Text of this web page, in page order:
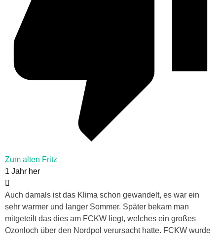
Zum alten Fritz
1 Jahr her
Auch damals ist das Klima schon gewandelt, es war ein
sehr warmer und langer Sommer. Später bekam man
mitgeteilt das dies am FCKW liegt, welches ein großes
Ozonloch über den Nordpol verursacht hatte. FCKW wurde